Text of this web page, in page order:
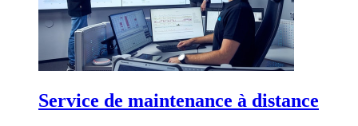
Service de maintenance à distance